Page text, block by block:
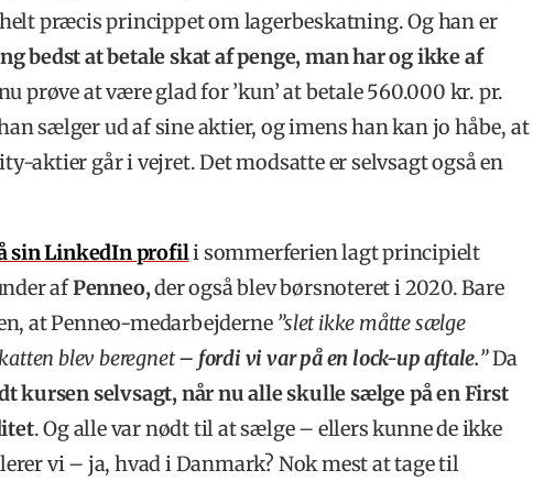
præcis princippet om lagerbeskatning. Og han er
bedst at betale skat af penge, man har og ikke af
prøve at være glad for ’kun’ at betale 560.000 kr. pr.
sælger ud af sine aktier, og imens han kan jo håbe, at
aktier går i vejret. Det modsatte er selvsagt også en
sin LinkedIn profili sommerferien lagt principielt
afPenneo,der også blev børsnoteret i 2020. Bare
at Penneo-medarbejderne ”slet ikke måtte sælge
blev beregnet– fordi vi var på en lock-up aftale.”Da
kursen selvsagt, når nu alle skulle sælge på en First
. Og alle var nødt til at sælge – ellers kunne de ikke
vi – ja, hvad i Danmark? Nok mest at tage til